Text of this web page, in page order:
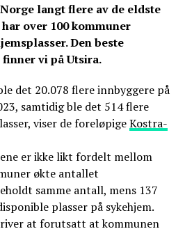
langt flere av de eldste
over 100 kommuner
Den beste
vi på Utsira.
det 20.078 flere innbyggere på
samtidig ble det 514 flere
viser de foreløpigeKostra-
er ikke likt fordelt mellom
økte antallet
samme antall, mens 137
plasser på sykehjem.
at forutsatt at kommunen